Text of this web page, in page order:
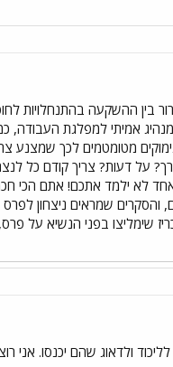
בין ההשקעה בהתנחלויות
אמיתי למפלגת העבודה,
מטומטמים לכך שמצנע
על דעות? צריך קודם כל
לא ילמד אתכם! אתם הכי
שמראים ניצחון לפרס
של העבודה להכריז שימליצו בפני
ולדאוג שהם יכנסו. אני